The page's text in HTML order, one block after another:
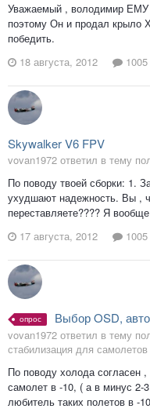
Уважаемый , володимир ЕМУ
поэтому Он и продал крыло
победить.
18 августа, 2012
Skywalker V6 FPV
vovan1972 ответил в тему
По поводу твоей сборки: 1.
ухудшают надежность. Вы ,
переставляете???? Я
17 августа, 2012
опрос Выбор OSD,
vovan1972 ответил в тему
стабилизация для самолетов
По поводу холода согласен
самолет в -10, ( а в минус 2-
любитель таких полетов в -